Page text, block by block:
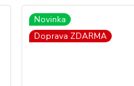
Novinka
Doprava ZDARMA